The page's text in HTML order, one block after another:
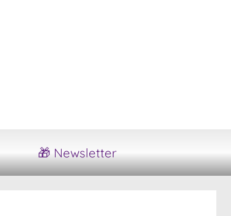
🎁 Newsletter